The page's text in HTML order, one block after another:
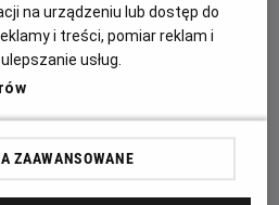
na urządzeniu lub dostęp do
i treści, pomiar reklam i
usług.
ZAAWANSOWANE